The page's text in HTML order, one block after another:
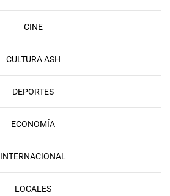
CINE
CULTURA ASH
DEPORTES
ECONOMÍA
INTERNACIONAL
LOCALES